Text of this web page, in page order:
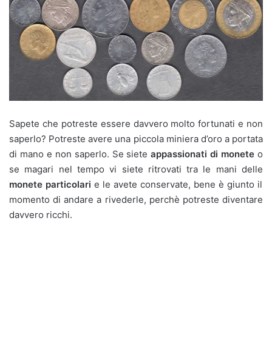
Sapete che potreste essere davvero molto fortunati e non
saperlo? Potreste avere una piccola miniera d’oro a portata
di mano e non saperlo. Se sieteappassionati di monete o
se magari nel tempo vi siete ritrovati tra le mani delle
monete particolari e le avete conservate, bene è giunto il
momento di andare a rivederle, perchè potreste diventare
davvero ricchi.